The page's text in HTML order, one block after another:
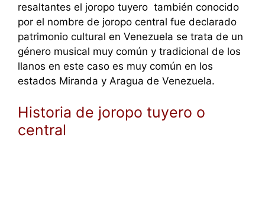
resaltantes el joropo tuyero también conocido
por el nombre de joropo central fue declarado
patrimonio cultural en Venezuela se trata de un
género musical muy común y tradicional de los
llanos en este caso es muy común en los
estados Miranda y Aragua de Venezuela.
Historia de joropo tuyero o
central